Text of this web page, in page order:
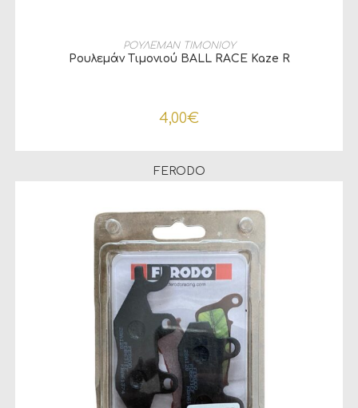
ΠΡΟΣΘΉΚΗ ΣΤΟ ΚΑΛΆΘΙ
ΡΟΥΛΕΜΑΝ ΤΙΜΟΝΙΟΥ
Ρουλεμάν Τιμονιού BALL RACE Kaze R
4,00€
FERODO